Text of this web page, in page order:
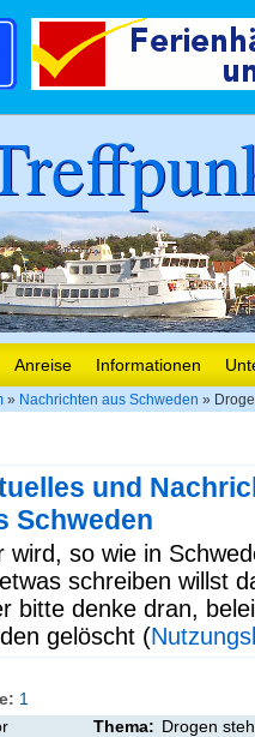
Anreise Informationen
» Nachrichten aus Schweden »
und
Schweden
wird, so wie in
schreiben willst
bitte denke dran,
gelöscht (
1
Thema: Drogen